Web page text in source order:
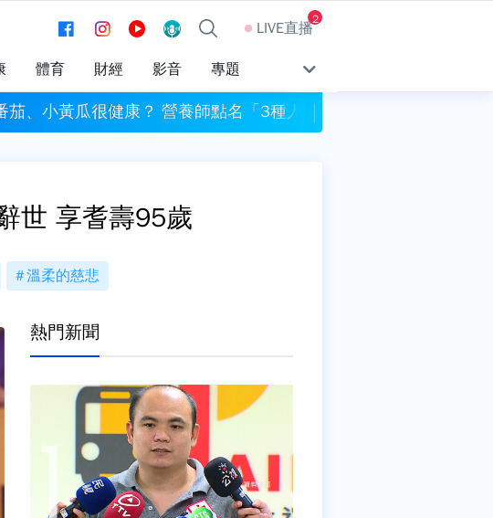
LIVE直播2
體育 財經 影音 專題
茄、小黃瓜很健康？ 營養師點名「3種人」別生吃
世 享耆壽95歲
溫柔的慈悲
熱門新聞